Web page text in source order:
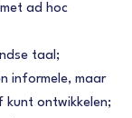
ad hoc
taal;
informele, maar
kunt ontwikkelen;